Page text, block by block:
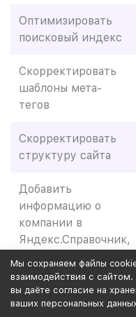
Оптимизировать
поисковый индекс
Скорректировать
шаблоны мета-
тегов
Скорректировать
структуру сайта
Добавить
информацию о
компании в
Яндекс.Справочник,
Google Мой бизнес
и 2ГИС
Доработать
Мы сохраняем файлы
взаимодействия с сайтом.
вы даёте согласие на
ваших персональных